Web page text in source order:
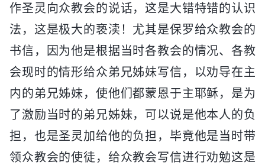
作圣灵向众教会的说话，这是大错特错的认识
法，这是极大的亵渎！尤其是保罗给众教会的
书信，因为他是根据当时各教会的情况、各教
会现时的情形给众弟兄姊妹写信，以劝导在主
内的弟兄姊妹，使他们都蒙恩于主耶稣，是为
了激励当时的弟兄姊妹，可以说是他本人的负
担，也是圣灵加给他的负担，毕竟他是当时带
领众教会的使徒，给众教会写信进行劝勉这是